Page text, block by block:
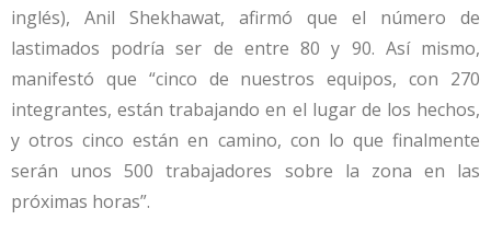
inglés), Anil Shekhawat, afirmó que el número de
lastimados podría ser de entre 80 y 90. Así mismo,
manifestó que “cinco de nuestros equipos, con 270
integrantes, están trabajando en el lugar de los hechos,
y otros cinco están en camino, con lo que finalmente
serán unos 500 trabajadores sobre la zona en las
próximas horas”.